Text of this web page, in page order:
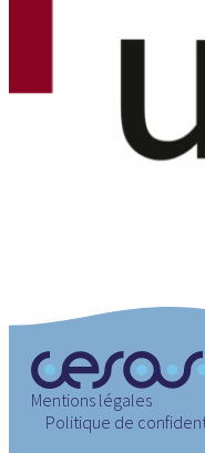
Mentions légales
Politique de